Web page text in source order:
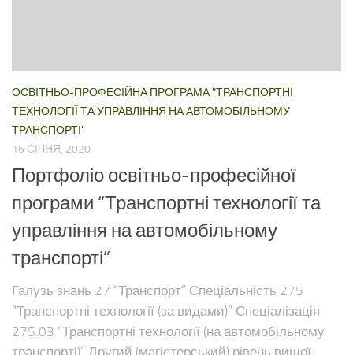
ОСВІТНЬО-ПРОФЕСІЙНА ПРОГРАМА "ТРАНСПОРТНІ
ТЕХНОЛОГІЇ ТА УПРАВЛІННЯ НА АВТОМОБІЛЬНОМУ
ТРАНСПОРТІ"
16 СІЧНЯ, 2020
Портфоліо освітньо-професійної
програми “Транспортні технології та
управління на автомобільному
транспорті”
Галузь знань 27 “Транспорт” Спеціальність 275
“Транспортні технології (за видами)” Спеціалізація
275.03 “Транспортні технології (на автомобільному